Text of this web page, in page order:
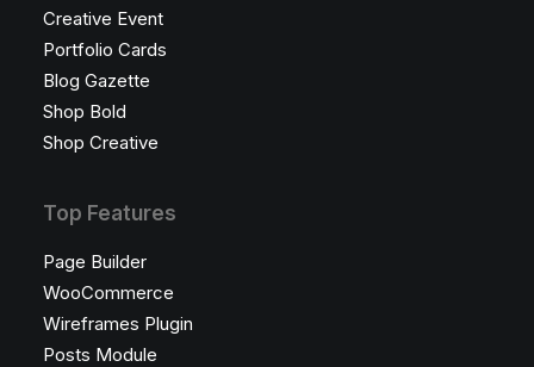
Creative Event
Portfolio Cards
Blog Gazette
Shop Bold
Shop Creative
Top Features
Page Builder
WooCommerce
Wireframes Plugin
Posts Module